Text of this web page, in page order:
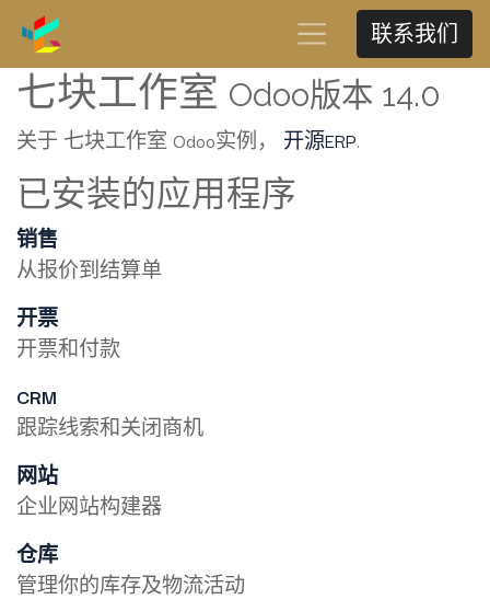
联系我们
七块工作室 Odoo版本 14.0
关于 七块工作室 Odoo实例， 开源ERP.
已安装的应用程序
销售
从报价到结算单
开票
开票和付款
CRM
跟踪线索和关闭商机
网站
企业网站构建器
仓库
管理你的库存及物流活动